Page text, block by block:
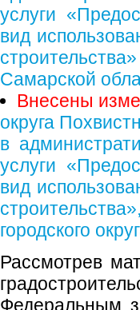
услуги
вид
Самарской
Внесены
округа
в
услуги
вид
городского
Рассмотрев
Федеральным